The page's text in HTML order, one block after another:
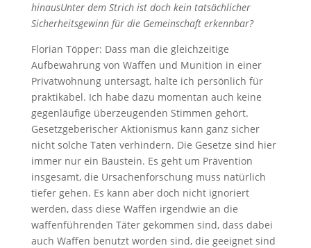
hinausUnter dem Strich ist doch kein tatsächlicher
Sicherheitsgewinn für die Gemeinschaft erkennbar?
Florian Töpper: Dass man die gleichzeitige
Aufbewahrung von Waffen und Munition in einer
Privatwohnung untersagt, halte ich persönlich für
praktikabel. Ich habe dazu momentan auch keine
gegenläufige überzeugenden Stimmen gehört.
Gesetzgeberischer Aktionismus kann ganz sicher
nicht solche Taten verhindern. Die Gesetze sind hier
immer nur ein Baustein. Es geht um Prävention
insgesamt, die Ursachenforschung muss natürlich
tiefer gehen. Es kann aber doch nicht ignoriert
werden, dass diese Waffen irgendwie an die
waffenführenden Täter gekommen sind, dass dabei
auch Waffen benutzt worden sind, die geeignet sind